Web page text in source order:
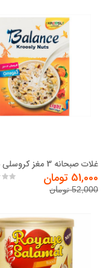
51,000 تومان
52,000 تومان